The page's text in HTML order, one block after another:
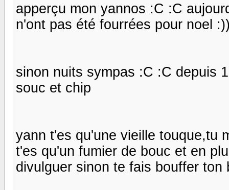
apperçu mon yannos :C :C
n'ont pas été fourrées pour noel
sinon nuits sympas :C :C depuis
souc et chip
yann t'es qu'une vieille touque,tu
t'es qu'un fumier de bouc et en
divulguer sinon te fais bouffer